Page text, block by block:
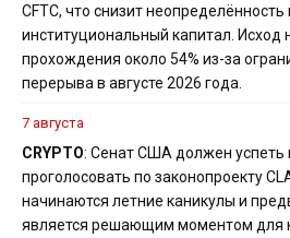
CFTC, что снизит
институциональный капитал. Исход
прохождения около 54% из-за
перерыва в августе 2026 года.
7 августа
CRYPTO: Сенат США должен успеть
проголосовать по законопроекту
начинаются летние каникулы и
является решающим моментом для